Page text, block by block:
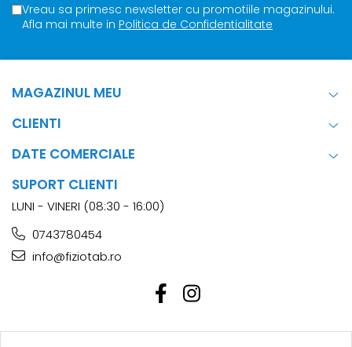
Vreau sa primesc newsletter cu promotiile magazinului.
Afla mai multe in Politica de Confidentialitate
MAGAZINUL MEU
CLIENTI
DATE COMERCIALE
SUPORT CLIENTI
LUNI - VINERI (08:30 - 16:00)
0743780454
info@fiziotab.ro